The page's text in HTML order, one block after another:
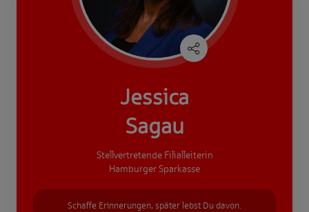
Jessica
Sagau
Stellvertretende Filialleiterin
Hamburger Sparkasse
Schaffe Erinnerungen, später lebst Du davon.